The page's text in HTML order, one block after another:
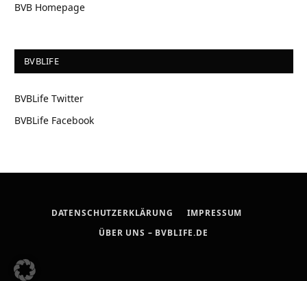
BVB Homepage
BVBLIFE
BVBLife Twitter
BVBLife Facebook
DATENSCHUTZERKLÄRUNG
IMPRESSUM
ÜBER UNS – BVBLIFE.DE